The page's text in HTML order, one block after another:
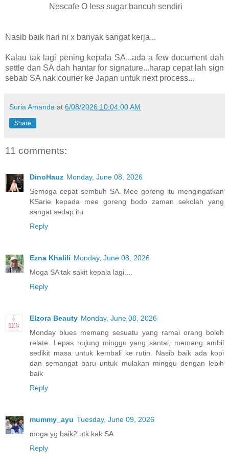
Nescafe O less sugar bancuh sendiri
Nasib baik hari ni x banyak sangat kerja...
Kalau tak lagi pening kepala SA...ada a few document dah
settle dan SA dah hantar for signature...harap cepat lah sign
sebab SA nak courier ke Japan untuk next process...
Suria Amanda at 6/08/2026 10:04:00 AM
Share
11 comments:
DinoHauz Monday, June 08, 2026
Semoga cepat sembuh SA. Mee goreng itu mengingatkan
KSarie kepada mee goreng bodo zaman sekolah yang
sangat sedap itu
Reply
Ezna Khalili Monday, June 08, 2026
Moga SA tak sakit kepala lagi....
Reply
Elzora Beauty Monday, June 08, 2026
Monday blues memang sesuatu yang ramai orang boleh
relate. Lepas hujung minggu yang santai, memang ambil
sedikit masa untuk kembali ke rutin. Nasib baik ada kopi
dan semangat baru untuk mulakan minggu dengan lebih
baik
Reply
mummy_ayu Tuesday, June 09, 2026
moga yg baik2 utk kak SA
Reply